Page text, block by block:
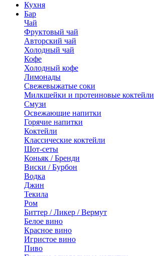
Кухня
Бар
Чай
Фруктовый чай
Авторский чай
Холодный чай
Кофе
Холодный кофе
Лимонады
Свежевыжатые соки
Милкшейки и протеиновые коктейли
Смузи
Освежающие напитки
Горячие напитки
Коктейли
Классические коктейли
Шот-сеты
Коньяк / Бренди
Виски / Бурбон
Водка
Джин
Текила
Ром
Биттер / Ликер / Вермут
Белое вино
Красное вино
Игристое вино
Пиво